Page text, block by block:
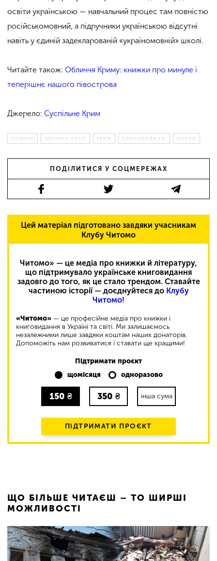
освіти українською — навчальний процес там повністю
російськомовний, а підручники українською відсутні
навіть у єдиній задекларованій «україномовній» школі.
Читайте також: Обличчя Криму: книжки про минуле і
теперішнє нашого півострова
Джерело: Суспільне Крим
НОВИНИ ЗЛОЧИНИ РОСІЇ КРИМ ПРОПАГАНДА РФ ШКОЛИ
ПОДІЛИТИСЯ У СОЦМЕРЕЖАХ
Цей матеріал підготовано завдяки учасникам
Клубу Читомо
Читомо» — це медіа про книжки й літературу,
що підтримувало українське книговидання
задовго до того, як це стало трендом. Ставайте
частиною історії — доєднуйтеся до Клубу
Читомо!
«Читомо» — це професійне медіа про книжки і
книговидання в Україні та світі. Ми залишаємось
незалежними лише завдяки коштам наших донаторів.
Допоможіть нам розвиватися і ставати ще кращими!
Підтримати проєкт
щомісяця
одноразово
150 ₴ 350 ₴ інша сума
ПІДТРИМАТИ ПРОЄКТ
ЩО БІЛЬШЕ ЧИТАЄШ – ТО ШИРШІ
МОЖЛИВОСТІ